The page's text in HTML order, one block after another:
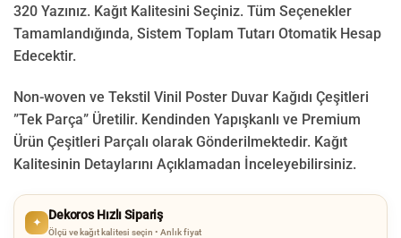
320 Yazınız. Kağıt Kalitesini Seçiniz. Tüm Seçenekler
Tamamlandığında, Sistem Toplam Tutarı Otomatik Hesap
Edecektir.
Non-woven ve Tekstil Vinil Poster Duvar Kağıdı Çeşitleri
”Tek Parça” Üretilir. Kendinden Yapışkanlı ve Premium
Ürün Çeşitleri Parçalı olarak Gönderilmektedir. Kağıt
Kalitesinin Detaylarını Açıklamadan İnceleyebilirsiniz.
✦
Dekoros Hızlı Sipariş
Ölçü ve kağıt kalitesi seçin • Anlık fiyat